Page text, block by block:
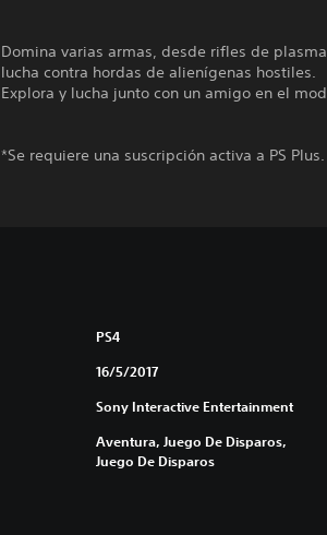
Domina varias armas, desde rifles de
lucha contra hordas de alienígenas hostiles.
Explora y lucha junto con un amigo en el
*Se requiere una suscripción activa a PS Plus.
PS4
16/5/2017
Sony Interactive Entertainment
Aventura, Juego De Disparos,
Juego De Disparos